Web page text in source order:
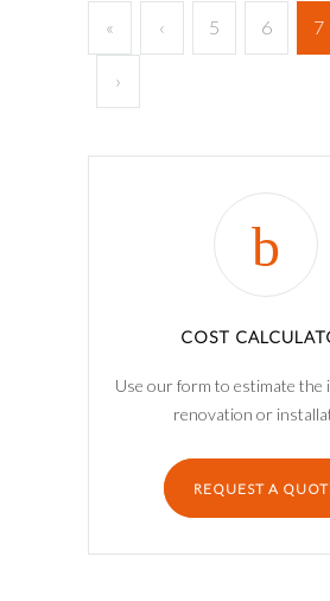
« ‹ 5 6 7
›
COST
Use our form to estimate the
renovation or
REQUEST A